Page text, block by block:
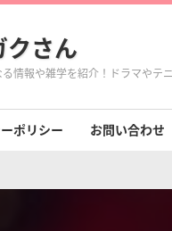
クさん
る情報や雑学を紹介！ドラマやテ
ポリシー お問い合わせ